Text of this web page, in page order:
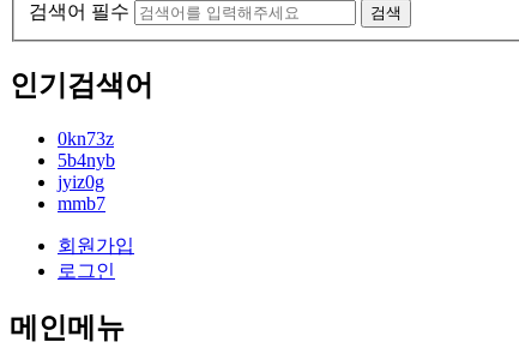
검색어 필수
검색
인기검색어
0kn73z
5b4nyb
jyiz0g
mmb7
회원가입
로그인
메인메뉴